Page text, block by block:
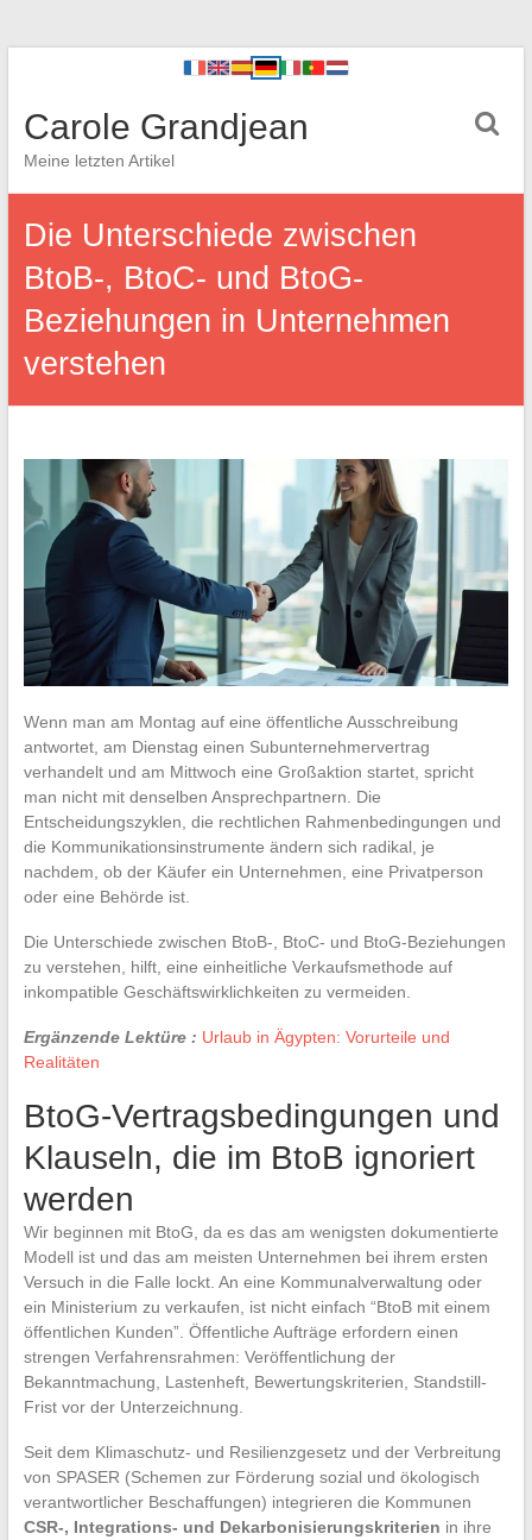
Carole Grandjean
Meine letzten Artikel
Die Unterschiede zwischen
BtoB-, BtoC- und BtoG-
Beziehungen in Unternehmen
verstehen
Wenn man am Montag auf eine öffentliche Ausschreibung
antwortet, am Dienstag einen Subunternehmervertrag
verhandelt und am Mittwoch eine Großaktion startet, spricht
man nicht mit denselben Ansprechpartnern. Die
Entscheidungszyklen, die rechtlichen Rahmenbedingungen und
die Kommunikationsinstrumente ändern sich radikal, je
nachdem, ob der Käufer ein Unternehmen, eine Privatperson
oder eine Behörde ist.
Die Unterschiede zwischen BtoB-, BtoC- und BtoG-Beziehungen
zu verstehen, hilft, eine einheitliche Verkaufsmethode auf
inkompatible Geschäftswirklichkeiten zu vermeiden.
Ergänzende Lektüre : Urlaub in Ägypten: Vorurteile und
Realitäten
BtoG-Vertragsbedingungen und
Klauseln, die im BtoB ignoriert
werden
Wir beginnen mit BtoG, da es das am wenigsten dokumentierte
Modell ist und das am meisten Unternehmen bei ihrem ersten
Versuch in die Falle lockt. An eine Kommunalverwaltung oder
ein Ministerium zu verkaufen, ist nicht einfach “BtoB mit einem
öffentlichen Kunden”. Öffentliche Aufträge erfordern einen
strengen Verfahrensrahmen: Veröffentlichung der
Bekanntmachung, Lastenheft, Bewertungskriterien, Standstill-
Frist vor der Unterzeichnung.
Seit dem Klimaschutz- und Resilienzgesetz und der Verbreitung
von SPASER (Schemen zur Förderung sozial und ökologisch
verantwortlicher Beschaffungen) integrieren die Kommunen
CSR-, Integrations- und Dekarbonisierungskriterien in ihre